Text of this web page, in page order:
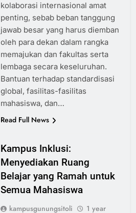
kolaborasi internasional amat
penting, sebab beban tanggung
jawab besar yang harus diemban
oleh para dekan dalam rangka
memajukan dan fakultas serta
lembaga secara keseluruhan.
Bantuan terhadap standardisasi
global, fasilitas-fasilitas
mahasiswa, dan…
Read Full News
Kampus Inklusi:
Menyediakan Ruang
Belajar yang Ramah untuk
Semua Mahasiswa
kampusgunungsitoli 1 year